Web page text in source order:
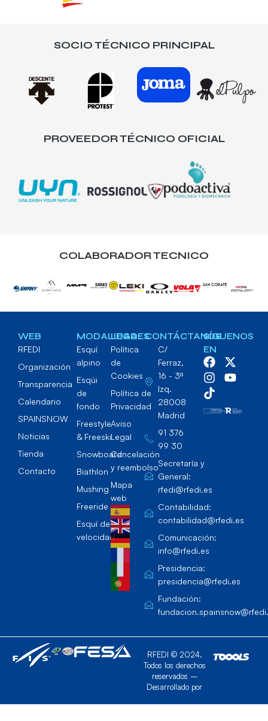
SOCIO TÉCNICO PRINCIPAL
PROVEEDOR TÉCNICO OFICIAL
COLABORADOR TECNICO
WEB
RFEDI
Organización
Transparencia
Calendario
SPAINSNOW
Noticias
Tienda
Contacto
MODALIDADES
Esquí
alpino
Esqúi
de
fondo
Freestyle
& Freeski
Snowboard
Biathlon
Mushing
Freeride
Esquí de
velocidad
LEGAL
Política
de
Cookies
Política de
Privacidad
Aviso
Legal
Cancelación
y reembolso
Mapa
web
CONTÁCTANOS
C/
Ferraz,
16 - 3º
Izq.
28008
Madrid
91 376
99 30
Secretaría y
General:
rfedi@rfedi.es
Contabilidad:
contabilidad@rfedi.es
Comunicación:
info@rfedi.es
Presidencia:
presidencia@rfedi.es
Fundación:
SÍGUENOS
EN
RFEDI © 2024.
Todos los derechos
reservados –
Desarrollado por